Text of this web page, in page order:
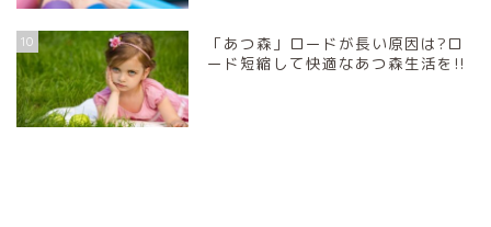
10
「あつ森」ロードが長い原因は?ロ
ード短縮して快適なあつ森生活を!!